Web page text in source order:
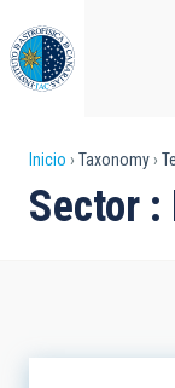
al
contenido
principal
enlaces
Inicio Taxonomy
Sector :